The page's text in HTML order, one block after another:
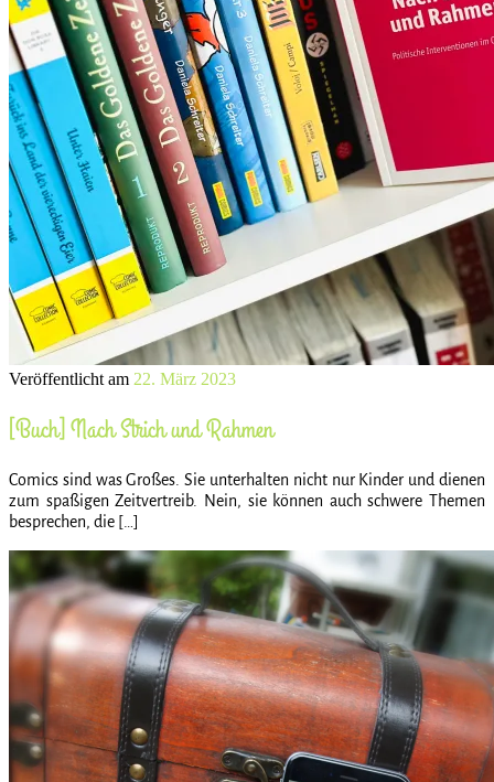
Veröffentlicht am 22. März 2023
[Buch] Nach Strich und Rahmen
Comics sind was Großes. Sie unterhalten nicht nur Kinder und dienen
zum spaßigen Zeitvertreib. Nein, sie können auch schwere Themen
besprechen, die […]